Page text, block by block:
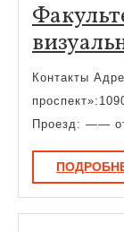
Контакты
Проезд: ——